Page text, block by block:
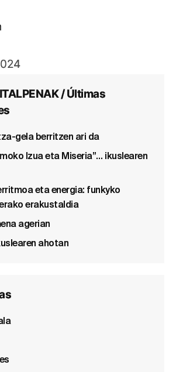
/ Últimas
gela berritzen ari da
Izua eta Miseria”… ikuslearen
eta energia: funkyko
erakustaldia
agerian
ahotan